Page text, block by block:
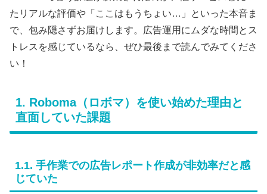
たリアルな評価や「ここはもうちょい…」といった本音ま
で、包み隠さずお届けします。広告運用にムダな時間とス
トレスを感じているなら、ぜひ最後まで読んでみてくださ
い！
1. Roboma（ロボマ）を使い始めた理由と
直面していた課題
1.1. 手作業での広告レポート作成が非効率だと感
じていた